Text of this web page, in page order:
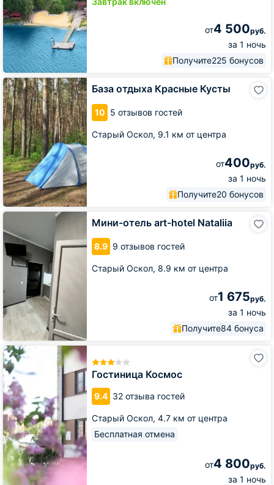
от4 500руб.
за 1 ночь
Получите225 бонусов
База отдыха Красные Кусты
10 5 отзывов гостей
Старый Оскол, 9.1 км от центра
от400руб.
за 1 ночь
Получите20 бонусов
База
отдыха
Красные
Кусты
Мини-отель art-hotel Nataliia
8.9 9 отзывов гостей
Старый Оскол, 8.9 км от центра
от1 675руб.
за 1 ночь
Получите84 бонуса
Мини-
art-
hotel
Nataliia
Гостиница Космос
9.4 32 отзыва гостей
Старый Оскол, 4.7 км от центра
Бесплатная отмена
от4 800руб.
за 1 ночь
Гостиница
Космос